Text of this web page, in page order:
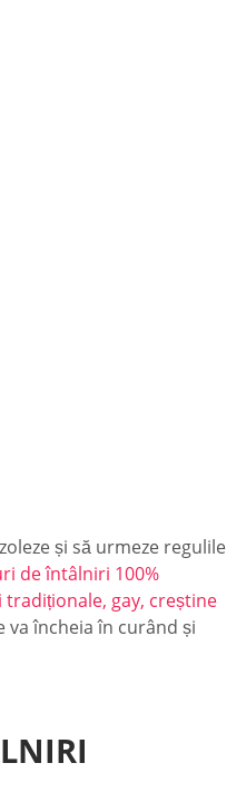
și să urmeze regulile
de întâlniri 100%
gay, creștine
va încheia în curând și